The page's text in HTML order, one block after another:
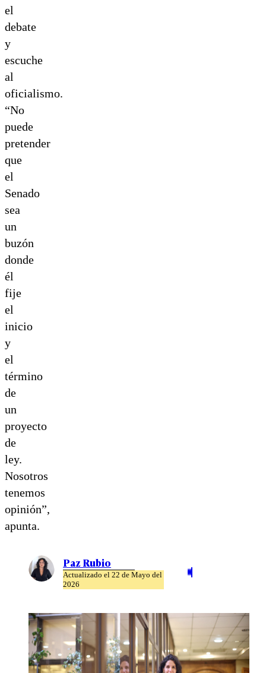
el
debate
y
escuche
al
oficialismo.
“No
puede
pretender
que
el
Senado
sea
un
buzón
donde
él
fije
el
inicio
y
el
término
de
un
proyecto
de
ley.
Nosotros
tenemos
opinión”,
apunta.
Paz Rubio
Actualizado el 22 de Mayo del
2026